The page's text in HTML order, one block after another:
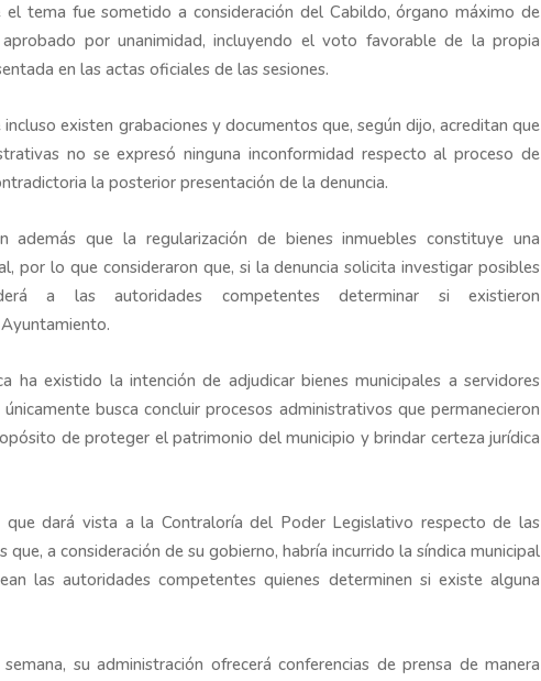
tema fue sometido a consideración del Cabildo, órgano máximo de
por unanimidad, incluyendo el voto favorable de la propia
en las actas oficiales de las sesiones.
existen grabaciones y documentos que, según dijo, acreditan que
no se expresó ninguna inconformidad respecto al proceso de
la posterior presentación de la denuncia.
además que la regularización de bienes inmuebles constituye una
por lo que consideraron que, si la denuncia solicita investigar posibles
a las autoridades competentes determinar si existieron
ha existido la intención de adjudicar bienes municipales a servidores
busca concluir procesos administrativos que permanecieron
de proteger el patrimonio del municipio y brindar certeza jurídica
que dará vista a la Contraloría del Poder Legislativo respecto de las
a consideración de su gobierno, habría incurrido la síndica municipal
las autoridades competentes quienes determinen si existe alguna
su administración ofrecerá conferencias de prensa de manera